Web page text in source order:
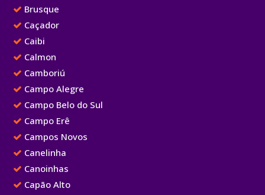
Brusque
Caçador
Caibi
Calmon
Camboriú
Campo Alegre
Campo Belo do Sul
Campo Erê
Campos Novos
Canelinha
Canoinhas
Capão Alto